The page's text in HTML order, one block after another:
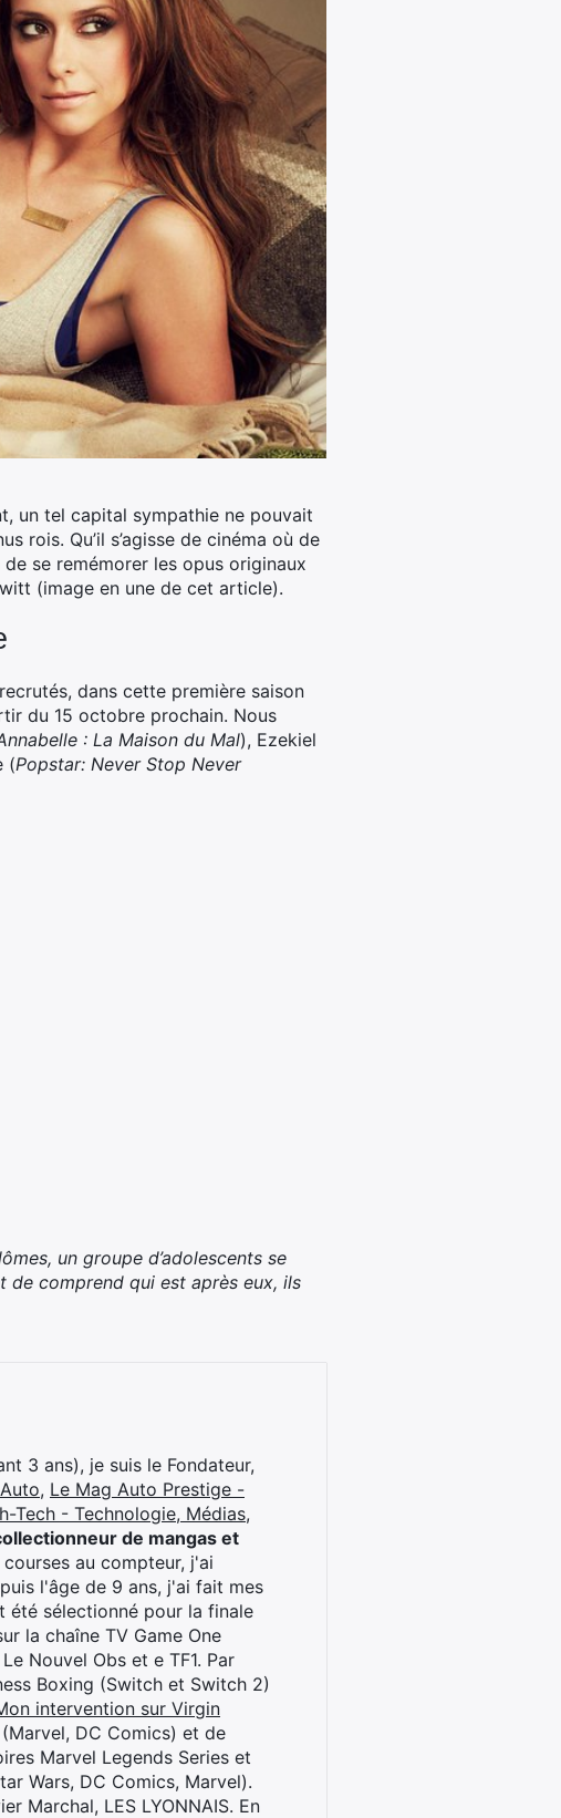
un tel capital sympathie ne pouvait
rois. Qu’il s’agisse de cinéma où de
se remémorer les opus originaux
(image en une de cet article).
dans cette première saison
du 15 octobre prochain. Nous
: La Maison du Mal), Ezekiel
(Popstar: Never Stop Never
un groupe d’adolescents se
de comprend qui est après eux, ils
3 ans), je suis le Fondateur,
, Le Mag Auto Prestige -
Tech - Technologie, Médias,
de mangas et
au compteur, j'ai
l'âge de 9 ans, j'ai fait mes
été sélectionné pour la finale
la chaîne TV Game One
Nouvel Obs et e TF1. Par
Boxing (Switch et Switch 2)
intervention sur Virgin
DC Comics) et de
Marvel Legends Series et
Wars, DC Comics, Marvel).
Marchal, LES LYONNAIS. En